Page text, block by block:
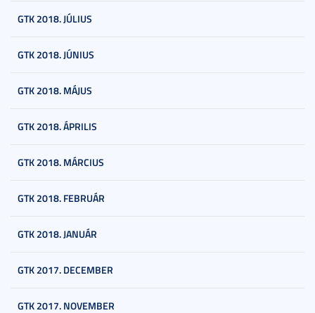
GTK 2018. JÚLIUS
GTK 2018. JÚNIUS
GTK 2018. MÁJUS
GTK 2018. ÁPRILIS
GTK 2018. MÁRCIUS
GTK 2018. FEBRUÁR
GTK 2018. JANUÁR
GTK 2017. DECEMBER
GTK 2017. NOVEMBER